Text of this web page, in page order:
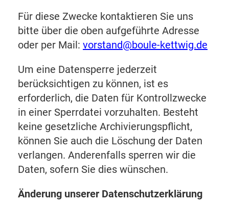
Für diese Zwecke kontaktieren Sie uns
bitte über die oben aufgeführte Adresse
oder per Mail: vorstand@boule-kettwig.de
Um eine Datensperre jederzeit
berücksichtigen zu können, ist es
erforderlich, die Daten für Kontrollzwecke
in einer Sperrdatei vorzuhalten. Besteht
keine gesetzliche Archivierungspflicht,
können Sie auch die Löschung der Daten
verlangen. Anderenfalls sperren wir die
Daten, sofern Sie dies wünschen.
Änderung unserer Datenschutzerklärung